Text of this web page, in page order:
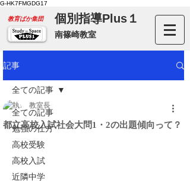
G-HK7FMGDG17
​教育ばか集団 個別指導Plus１
南篠崎教室
記事
全ての記事
勉強の仕方
高校受験
高校入試
近隣中学
全ての記事
都立高校入試社会大問1・2の出題傾向って？
教室長